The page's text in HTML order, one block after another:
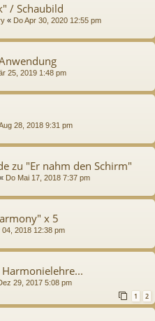
/ Schaubild
« Do Apr 30, 2020 12:55 pm
25, 2019 1:48 pm
28, 2018 9:31 pm
zu "Er nahm den Schirm"
« Do Mai 17, 2018 7:37 pm
x 5
04, 2018 12:38 pm
29, 2017 5:08 pm
1 2